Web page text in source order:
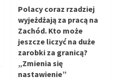
Polacy coraz rzadziej
wyjeżdżają za pracą na
Zachód. Kto może
jeszcze liczyć na duże
zarobki za granicą?
„Zmienia się
nastawienie”